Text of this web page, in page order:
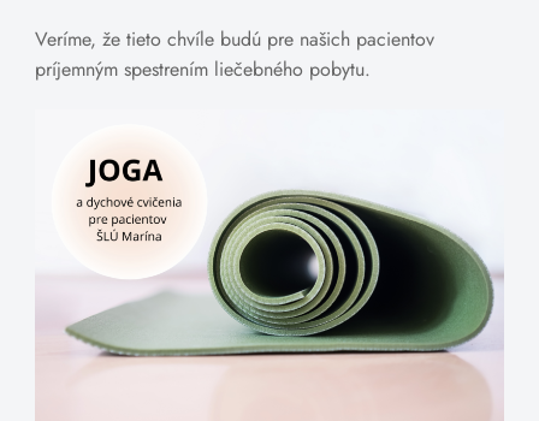
Veríme, že tieto chvíle budú pre našich pacientov
príjemným spestrením liečebného pobytu.